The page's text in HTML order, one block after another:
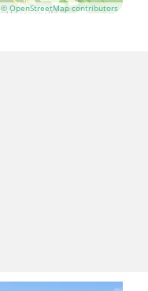
© OpenStreetMap contributors